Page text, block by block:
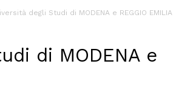
degli Studi di MODENA e REGGIO EMILIA
di MODENA e